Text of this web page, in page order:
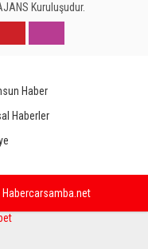
Kuruluşudur.
Haber
Haberler
Habercarsamba.net